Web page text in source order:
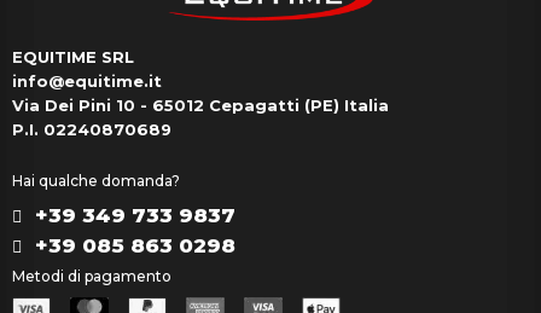
EQUITIME SRL
info@equitime.it
Via Dei Pini 10 - 65012 Cepagatti (PE) Italia
P.I. 02240870689
Hai qualche domanda?
+39 349 733 9837
+39 085 863 0298
Metodi di pagamento